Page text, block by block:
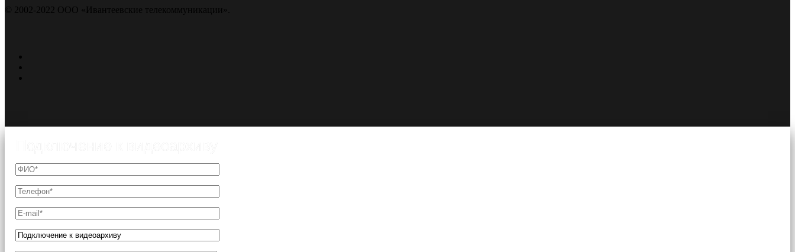
© 2002-2022 ООО «Ивантеевские телекоммуникации».